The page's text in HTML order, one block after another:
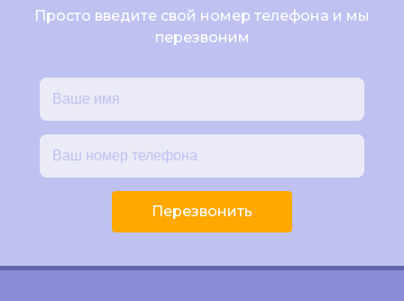
Просто введите свой номер телефона и мы
перезвоним
Перезвонить